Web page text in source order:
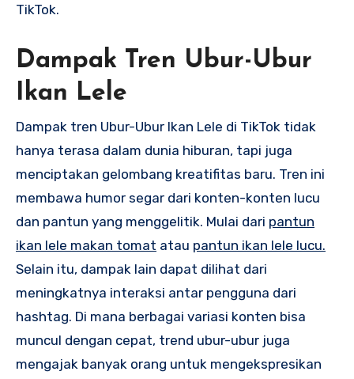
TikTok.
Dampak Tren Ubur-Ubur
Ikan Lele
Dampak tren Ubur-Ubur Ikan Lele di TikTok tidak
hanya terasa dalam dunia hiburan, tapi juga
menciptakan gelombang kreatifitas baru. Tren ini
membawa humor segar dari konten-konten lucu
dan pantun yang menggelitik. Mulai dari pantun
ikan lele makan tomat atau pantun ikan lele lucu.
Selain itu, dampak lain dapat dilihat dari
meningkatnya interaksi antar pengguna dari
hashtag. Di mana berbagai variasi konten bisa
muncul dengan cepat, trend ubur-ubur juga
mengajak banyak orang untuk mengekspresikan